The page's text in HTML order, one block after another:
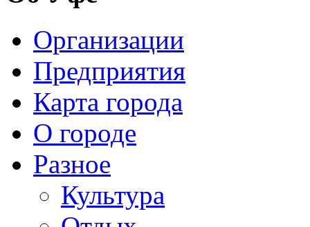
Организации
Предприятия
Карта города
О городе
Разное
Культура